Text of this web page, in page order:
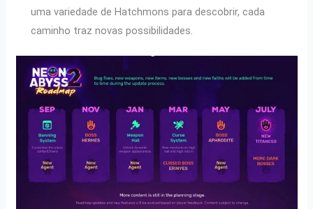
uma variedade de Hatchmons para descobrir, cada
caminho traz novas possibilidades.